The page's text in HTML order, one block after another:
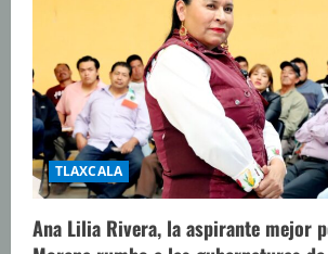
TLAXCALA
Ana Lilia Rivera, la aspirante mejor